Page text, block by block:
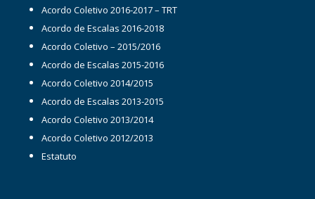
Acordo Coletivo 2016-2017 – TRT
Acordo de Escalas 2016-2018
Acordo Coletivo – 2015/2016
Acordo de Escalas 2015-2016
Acordo Coletivo 2014/2015
Acordo de Escalas 2013-2015
Acordo Coletivo 2013/2014
Acordo Coletivo 2012/2013
Estatuto